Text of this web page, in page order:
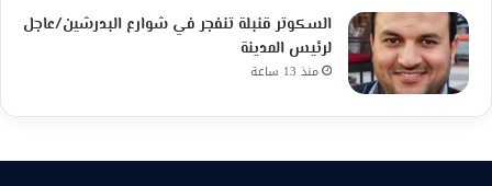
السكوتر قنبلة تنفجر في شوارع البدرشين/عاجل
لرئيس المدينة
منذ 13 ساعة